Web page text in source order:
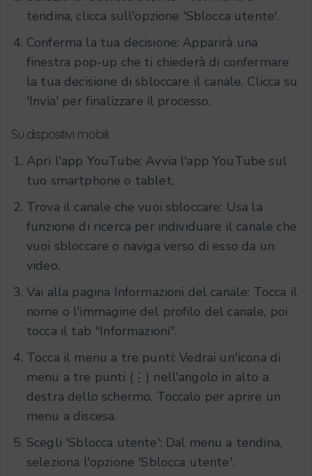
tendina, clicca sull'opzione 'Sblocca utente'.
Conferma la tua decisione: Apparirà una
finestra pop-up che ti chiederà di confermare
la tua decisione di sbloccare il canale. Clicca su
'Invia' per finalizzare il processo.
Su dispositivi mobili:
Apri l'app YouTube: Avvia l'app YouTube sul
tuo smartphone o tablet.
Trova il canale che vuoi sbloccare: Usa la
funzione di ricerca per individuare il canale che
vuoi sbloccare o naviga verso di esso da un
video.
Vai alla pagina Informazioni del canale: Tocca il
nome o l'immagine del profilo del canale, poi
tocca il tab "Informazioni".
Tocca il menu a tre punti: Vedrai un'icona di
menu a tre punti (⋮) nell'angolo in alto a
destra dello schermo. Toccalo per aprire un
menu a discesa.
Scegli 'Sblocca utente': Dal menu a tendina,
seleziona l'opzione 'Sblocca utente'.